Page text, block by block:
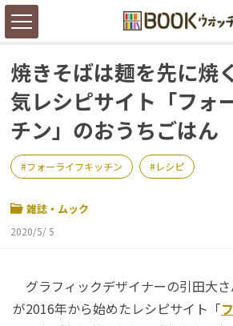
焼きそばは麺を先に
気レシピサイト「フォ
チン」のおうちごはん
フォーライフキッチン レシピ
雑誌・ムック
2020/5/ 5
グラフィックデザイナーの引田大
が2016年から始めたレシピサイト「